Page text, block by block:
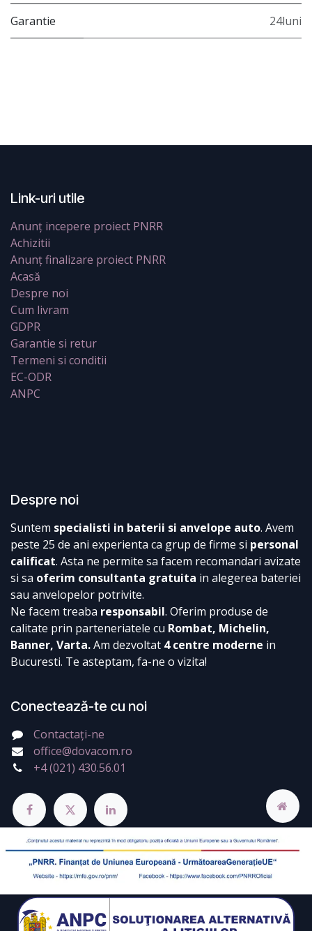
Garantie 24luni
Link-uri utile
Anunț incepere proiect PNRR
Achizitii
Anunț finalizare proiect PNRR
Acasă
Despre noi
Cum livram
GDPR
Garantie si retur
Termeni si conditii
EC-ODR
ANPC
Despre noi
Suntem specialisti in baterii si anvelope auto. Avem
peste 25 de ani experienta ca grup de firme si personal
calificat. Asta ne permite sa facem recomandari avizate
si sa oferim consultanta gratuita in alegerea bateriei
sau anvelopelor potrivite.
Ne facem treaba responsabil. Oferim produse de
calitate prin parteneriatele cu Rombat, Michelin,
Banner, Varta.Am dezvoltat 4 centre moderne in
Bucuresti. Te asteptam, fa-ne o vizita!
Conectează-te cu noi
Contactați-ne
office@dovacom.ro
+4 (021) 430.56.01